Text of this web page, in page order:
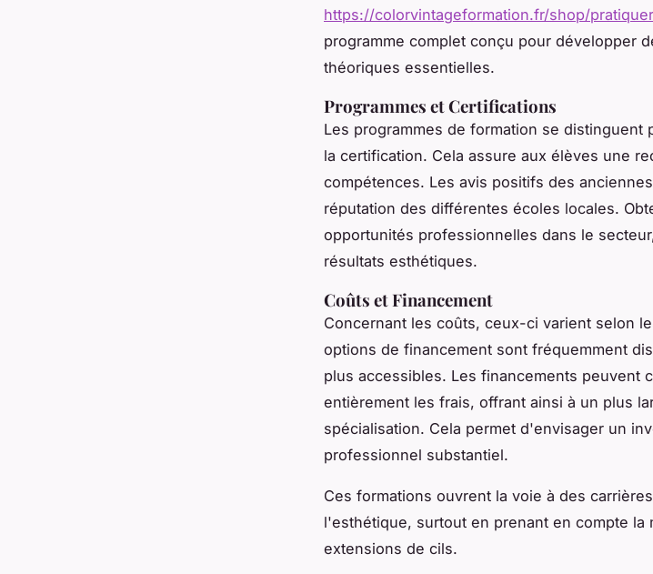
https://colorvintageformation.fr/shop/
programme complet conçu pour développer
théoriques essentielles.
Programmes et Certifications
Les programmes de formation se distinguent
la certification. Cela assure aux élèves une
compétences. Les avis positifs des
réputation des différentes écoles locales.
opportunités professionnelles dans le
résultats esthétiques.
Coûts et Financement
Concernant les coûts, ceux-ci varient selon
options de financement sont fréquemment
plus accessibles. Les financements peuvent
entièrement les frais, offrant ainsi à un plus
spécialisation. Cela permet d'envisager un
professionnel substantiel.
Ces formations ouvrent la voie à des
l'esthétique, surtout en prenant en compte la
extensions de cils.